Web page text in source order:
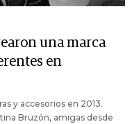
una marca
en
y accesorios en 2013.
Bruzón, amigas desde